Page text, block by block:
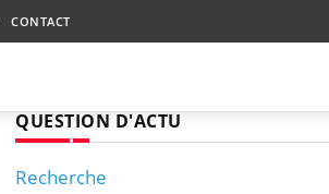
CONTACT
QUESTION D'ACTU
Recherche